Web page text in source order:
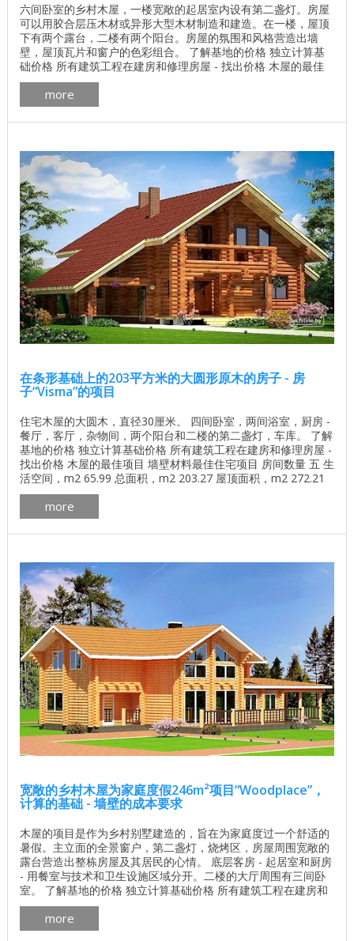
六间卧室的乡村木屋，一楼宽敞的起居室内设有第二盏灯。房屋
可以用胶合层压木材或异形大型木材制造和建造。在一楼，屋顶
下有两个露台，二楼有两个阳台。房屋的氛围和风格营造出墙
壁，屋顶瓦片和窗户的色彩组合。 了解基地的价格 独立计算基
础价格 所有建筑工程在建房和修理房屋 - 找出价格 木屋的最佳
项目 墙壁材料最佳住宅项目 木屋 乡间别墅 房间数量 7 总面积
242.24平方米 生活区 119.57平方米 屋顶面积 237.38平方米 墙
体材料的体积 107.3立方米 一套墙壁材料，其他选项也是可能
的。 ...
more
在条形基础上的203平方米的大圆形原木的房子 - 房
子“Visma”的项目
住宅木屋的大圆木，直径30厘米。 四间卧室，两间浴室，厨房 -
餐厅，客厅，杂物间，两个阳台和二楼的第二盏灯，车库。 了解
基地的价格 独立计算基础价格 所有建筑工程在建房和修理房屋 -
找出价格 木屋的最佳项目 墙壁材料最佳住宅项目 房间数量 五 生
活空间，m2 65.99 总面积，m2 203.27 屋顶面积，m2 272.21
楼层数 2 一楼面积，m2 122.13 二楼面积，m2 81.14 3D全景的
木屋（左键单击，你可以从任何一侧看到房子） 一个木
屋“Visma”的项目 ...
more
宽敞的乡村木屋为家庭度假246m²项目“Woodplace”，
计算的基础 - 墙壁的成本要求
木屋的项目是作为乡村别墅建造的，旨在为家庭度过一个舒适的
暑假。主立面的全景窗户，第二盏灯，烧烤区，房屋周围宽敞的
露台营造出整栋房屋及其居民的心情。 底层客房 - 起居室和厨房
- 用餐室与技术和卫生设施区域分开。二楼的大厅周围有三间卧
室。 了解基地的价格 独立计算基础价格 所有建筑工程在建房和
修理房屋 - 找出价格 木屋的最佳项目 墙壁材料最佳住宅项目 木
屋 房间数量 4 生活区 104.49平方米 总面积 246.41平方米 一楼
面积 103.30平方米 第二个广场 82.91平方米。 ...
more